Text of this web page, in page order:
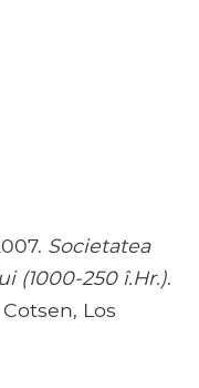
Societatea
(1000-250 î.Hr.).
Los